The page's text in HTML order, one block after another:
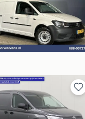
der Wal Vans
Bezoek website
Mijn